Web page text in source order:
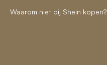
Waarom niet bij Shein kopen?